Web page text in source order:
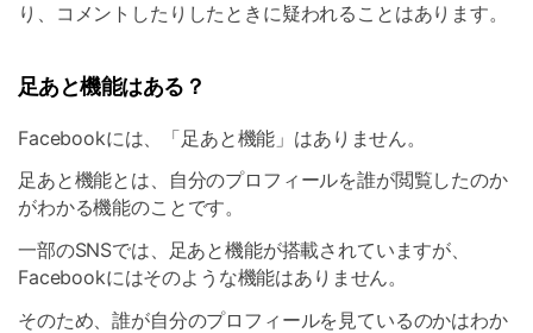
り、コメントしたりしたときに疑われることはあります。
足あと機能はある？
Facebookには、「足あと機能」はありません。
足あと機能とは、自分のプロフィールを誰が閲覧したのか
がわかる機能のことです。
一部のSNSでは、足あと機能が搭載されていますが、
Facebookにはそのような機能はありません。
そのため、誰が自分のプロフィールを見ているのかはわか